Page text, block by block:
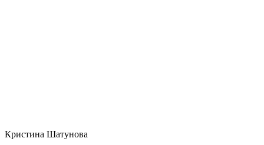
Кристина Шатунова